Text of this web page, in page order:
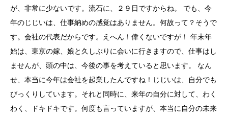
が、非常に少ないです。流石に、２９日ですからね。 でも、今
年のじじいは、仕事納めの感覚はありません。何故って？そうで
す。会社の代表だからです。えへん！偉くないですが！ 年末年
始は、東京の嫁、娘と久しぶりに会いに行きますので、仕事はし
ませんが、頭の中は、今後の事を考えていると思います。 なん
せ、本当に今年は会社を起業したんですね！じじいは、自分でも
びっくりしています。それと同時に、来年の自分に対して、わく
わく、ドキドキです。何度も言っていますが、本当に自分の未来